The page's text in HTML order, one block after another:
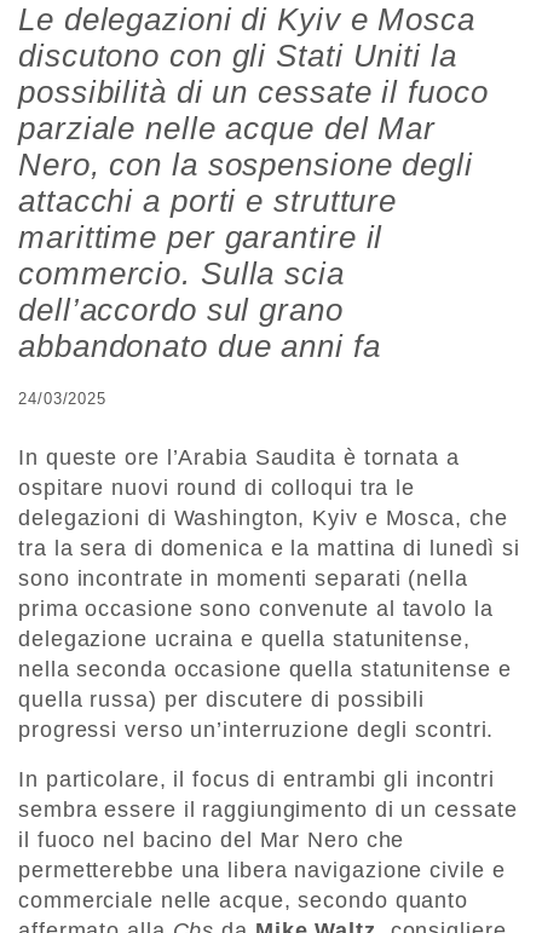
Le delegazioni di Kyiv e Mosca
discutono con gli Stati Uniti la
possibilità di un cessate il fuoco
parziale nelle acque del Mar
Nero, con la sospensione degli
attacchi a porti e strutture
marittime per garantire il
commercio. Sulla scia
dell’accordo sul grano
abbandonato due anni fa
24/03/2025
In queste ore l’Arabia Saudita è tornata a
ospitare nuovi round di colloqui tra le
delegazioni di Washington, Kyiv e Mosca, che
tra la sera di domenica e la mattina di lunedì si
sono incontrate in momenti separati (nella
prima occasione sono convenute al tavolo la
delegazione ucraina e quella statunitense,
nella seconda occasione quella statunitense e
quella russa) per discutere di possibili
progressi verso un’interruzione degli scontri.
In particolare, il focus di entrambi gli incontri
sembra essere il raggiungimento di un cessate
il fuoco nel bacino del Mar Nero che
permetterebbe una libera navigazione civile e
commerciale nelle acque, secondo quanto